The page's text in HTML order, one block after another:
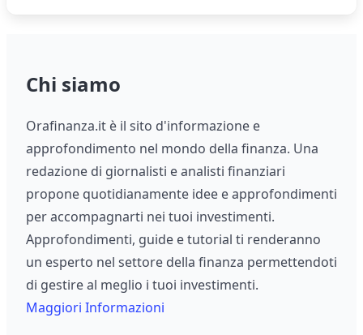
Chi siamo
Orafinanza.it è il sito d'informazione e
approfondimento nel mondo della finanza. Una
redazione di giornalisti e analisti finanziari
propone quotidianamente idee e approfondimenti
per accompagnarti nei tuoi investimenti.
Approfondimenti, guide e tutorial ti renderanno
un esperto nel settore della finanza permettendoti
di gestire al meglio i tuoi investimenti.
Maggiori Informazioni